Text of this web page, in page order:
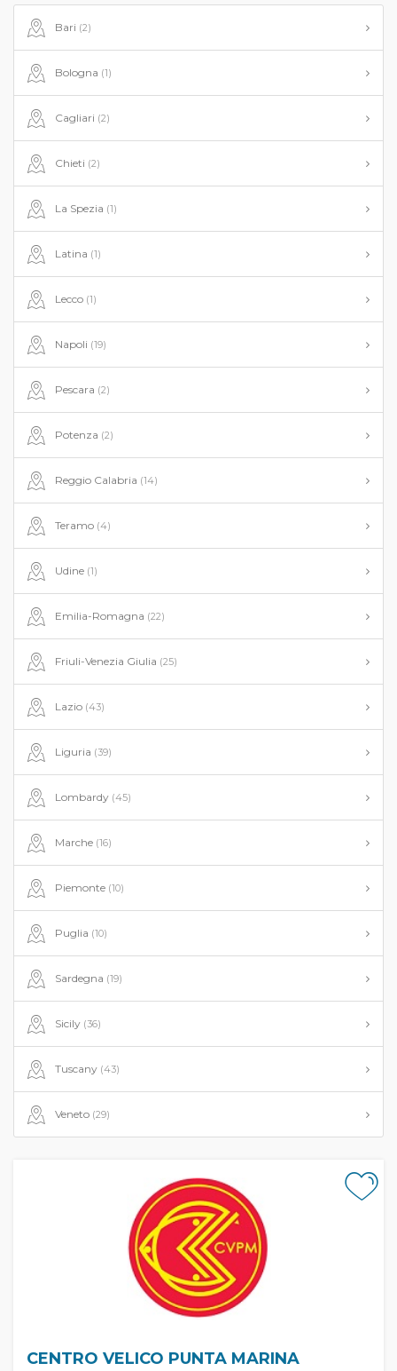
Bari (2)
Bologna (1)
Cagliari (2)
Chieti (2)
La Spezia (1)
Latina (1)
Lecco (1)
Napoli (19)
Pescara (2)
Potenza (2)
Reggio Calabria (14)
Teramo (4)
Udine (1)
Emilia-Romagna (22)
Friuli-Venezia Giulia (25)
Lazio (43)
Liguria (39)
Lombardy (45)
Marche (16)
Piemonte (10)
Puglia (10)
Sardegna (19)
Sicily (36)
Tuscany (43)
Veneto (29)
CENTRO VELICO PUNTA MARINA